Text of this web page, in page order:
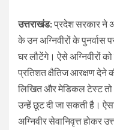
उत्तराखंड:प्रदेश सरकार ने
के उन अग्निवीरों के पुनर्वास
घर लौटेंगे। ऐसे अग्निवीरों
प्रतिशत क्षैतिज आरक्षण देने
लिखित और मेडिकल टेस्ट तो
उन्हें छूट दी जा सकती है।
अग्निवीर सेवानिवृत्त होकर